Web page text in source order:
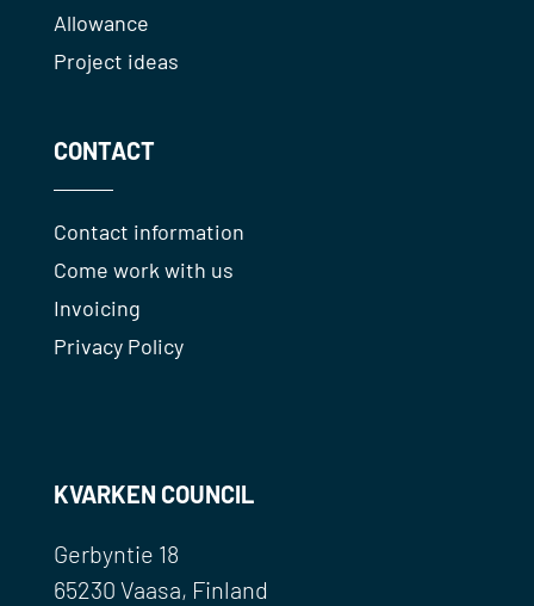
Allowance
Project ideas
CONTACT
Contact information
Come work with us
Invoicing
Privacy Policy
KVARKEN COUNCIL
Gerbyntie 18
65230 Vaasa, Finland